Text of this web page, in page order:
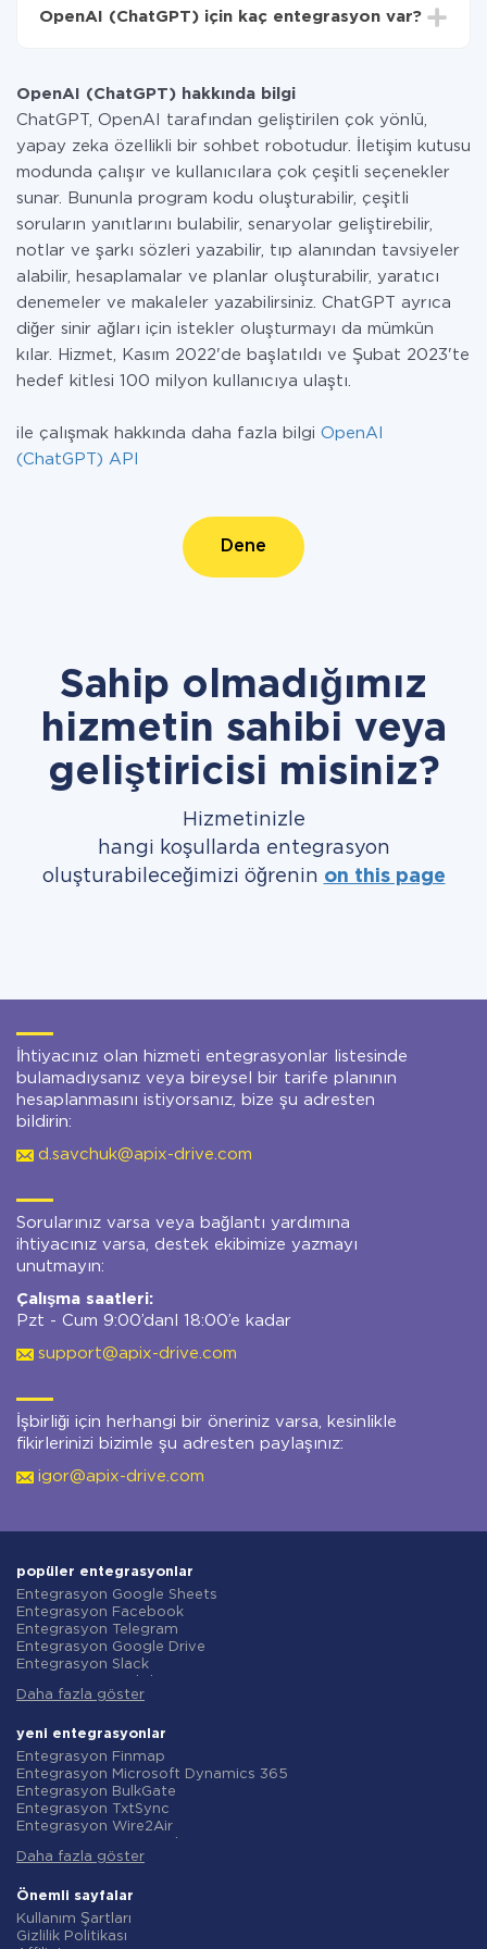
Hizmetimiz aracılığıyla yalnızca bir sisteminizden
tarifelerihakkında daha fazla bilgi.
OpenAI (ChatGPT) için kaç entegrasyon var?
OpenAI (ChatGPT) hakkında bilgi
ChatGPT, OpenAI tarafından geliştirilen çok yönlü,
yapay zeka özellikli bir sohbet robotudur. İletişim kutusu
modunda çalışır ve kullanıcılara çok çeşitli seçenekler
sunar. Bununla program kodu oluşturabilir, çeşitli
soruların yanıtlarını bulabilir, senaryolar geliştirebilir,
notlar ve şarkı sözleri yazabilir, tıp alanından tavsiyeler
alabilir, hesaplamalar ve planlar oluşturabilir, yaratıcı
denemeler ve makaleler yazabilirsiniz. ChatGPT ayrıca
diğer sinir ağları için istekler oluşturmayı da mümkün
kılar. Hizmet, Kasım 2022'de başlatıldı ve Şubat 2023'te
hedef kitlesi 100 milyon kullanıcıya ulaştı.
ile çalışmak hakkında daha fazla bilgi OpenAI
(ChatGPT) API
Dene
Sahip olmadığımız
hizmetin sahibi veya
geliştiricisi misiniz?
Hizmetinizle
hangi koşullarda entegrasyon
oluşturabileceğimizi öğrenin on this page
İhtiyacınız olan hizmeti entegrasyonlar listesinde
bulamadıysanız veya bireysel bir tarife planının
hesaplanmasını istiyorsanız, bize şu adresten
bildirin:
d.savchuk@apix-drive.com
Sorularınız varsa veya bağlantı yardımına
ihtiyacınız varsa, destek ekibimize yazmayı
unutmayın:
Çalışma saatleri:
Pzt - Cum 9:00’danl 18:00’e kadar
support@apix-drive.com
İşbirliği için herhangi bir öneriniz varsa, kesinlikle
fikirlerinizi bizimle şu adresten paylaşınız:
igor@apix-drive.com
popüler entegrasyonlar
Entegrasyon Google Sheets
Entegrasyon Facebook
Entegrasyon Telegram
Entegrasyon Google Drive
Entegrasyon Slack
Entegrasyon Gmail
Entegrasyon ClickUp
Entegrasyon Airtable
Entegrasyon Google Contacts
Entegrasyon OpenAI (ChatGPT)
Entegrasyon Instagram
Entegrasyon ActiveCampaign
Entegrasyon Typeform
Entegrasyon Salesforce CRM
Entegrasyon Notion
Entegrasyon AWeber
Entegrasyon Asana
Daha fazla göster
yeni entegrasyonlar
Entegrasyon Finmap
Entegrasyon Microsoft Dynamics 365
Entegrasyon BulkGate
Entegrasyon TxtSync
Entegrasyon Wire2Air
Entegrasyon Infobip
Entegrasyon AtomPark
Entegrasyon TXTImpact
Entegrasyon Campaign Monitor
Daha fazla göster
Önemli sayfalar
Kullanım Şartları
Gizlilik Politikası